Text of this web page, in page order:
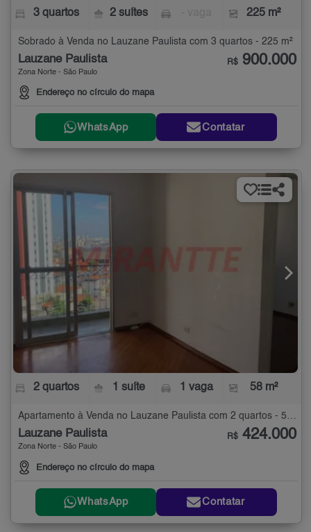
3 quartos 2 suítes 225 m²
Sobrado à Venda no Lauzane Paulista com 3 quartos - 225 m²
Lauzane Paulista
Zona Norte - São Paulo
Endereço no círculo do mapa
R$ 900.000
WhatsApp Contatar
2 quartos 1 suíte 1 vaga 58 m²
Apartamento à Venda no Lauzane Paulista com 2 quartos - 58 m²
Lauzane Paulista
Zona Norte - São Paulo
Endereço no círculo do mapa
R$ 424.000
WhatsApp Contatar